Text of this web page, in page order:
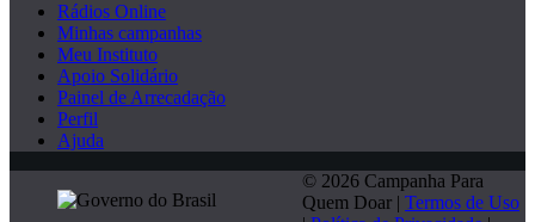
Rádios Online
Minhas campanhas
Meu Instituto
Apoio Solidário
Painel de Arrecadação
Perfil
Ajuda
© 2026 Campanha Para
Quem Doar | Termos de Uso